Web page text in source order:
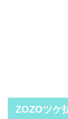
ZOZOツケ